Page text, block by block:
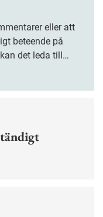
eller att
beteende på
det leda till